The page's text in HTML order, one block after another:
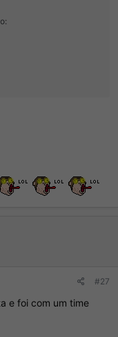
#27
e foi com um time